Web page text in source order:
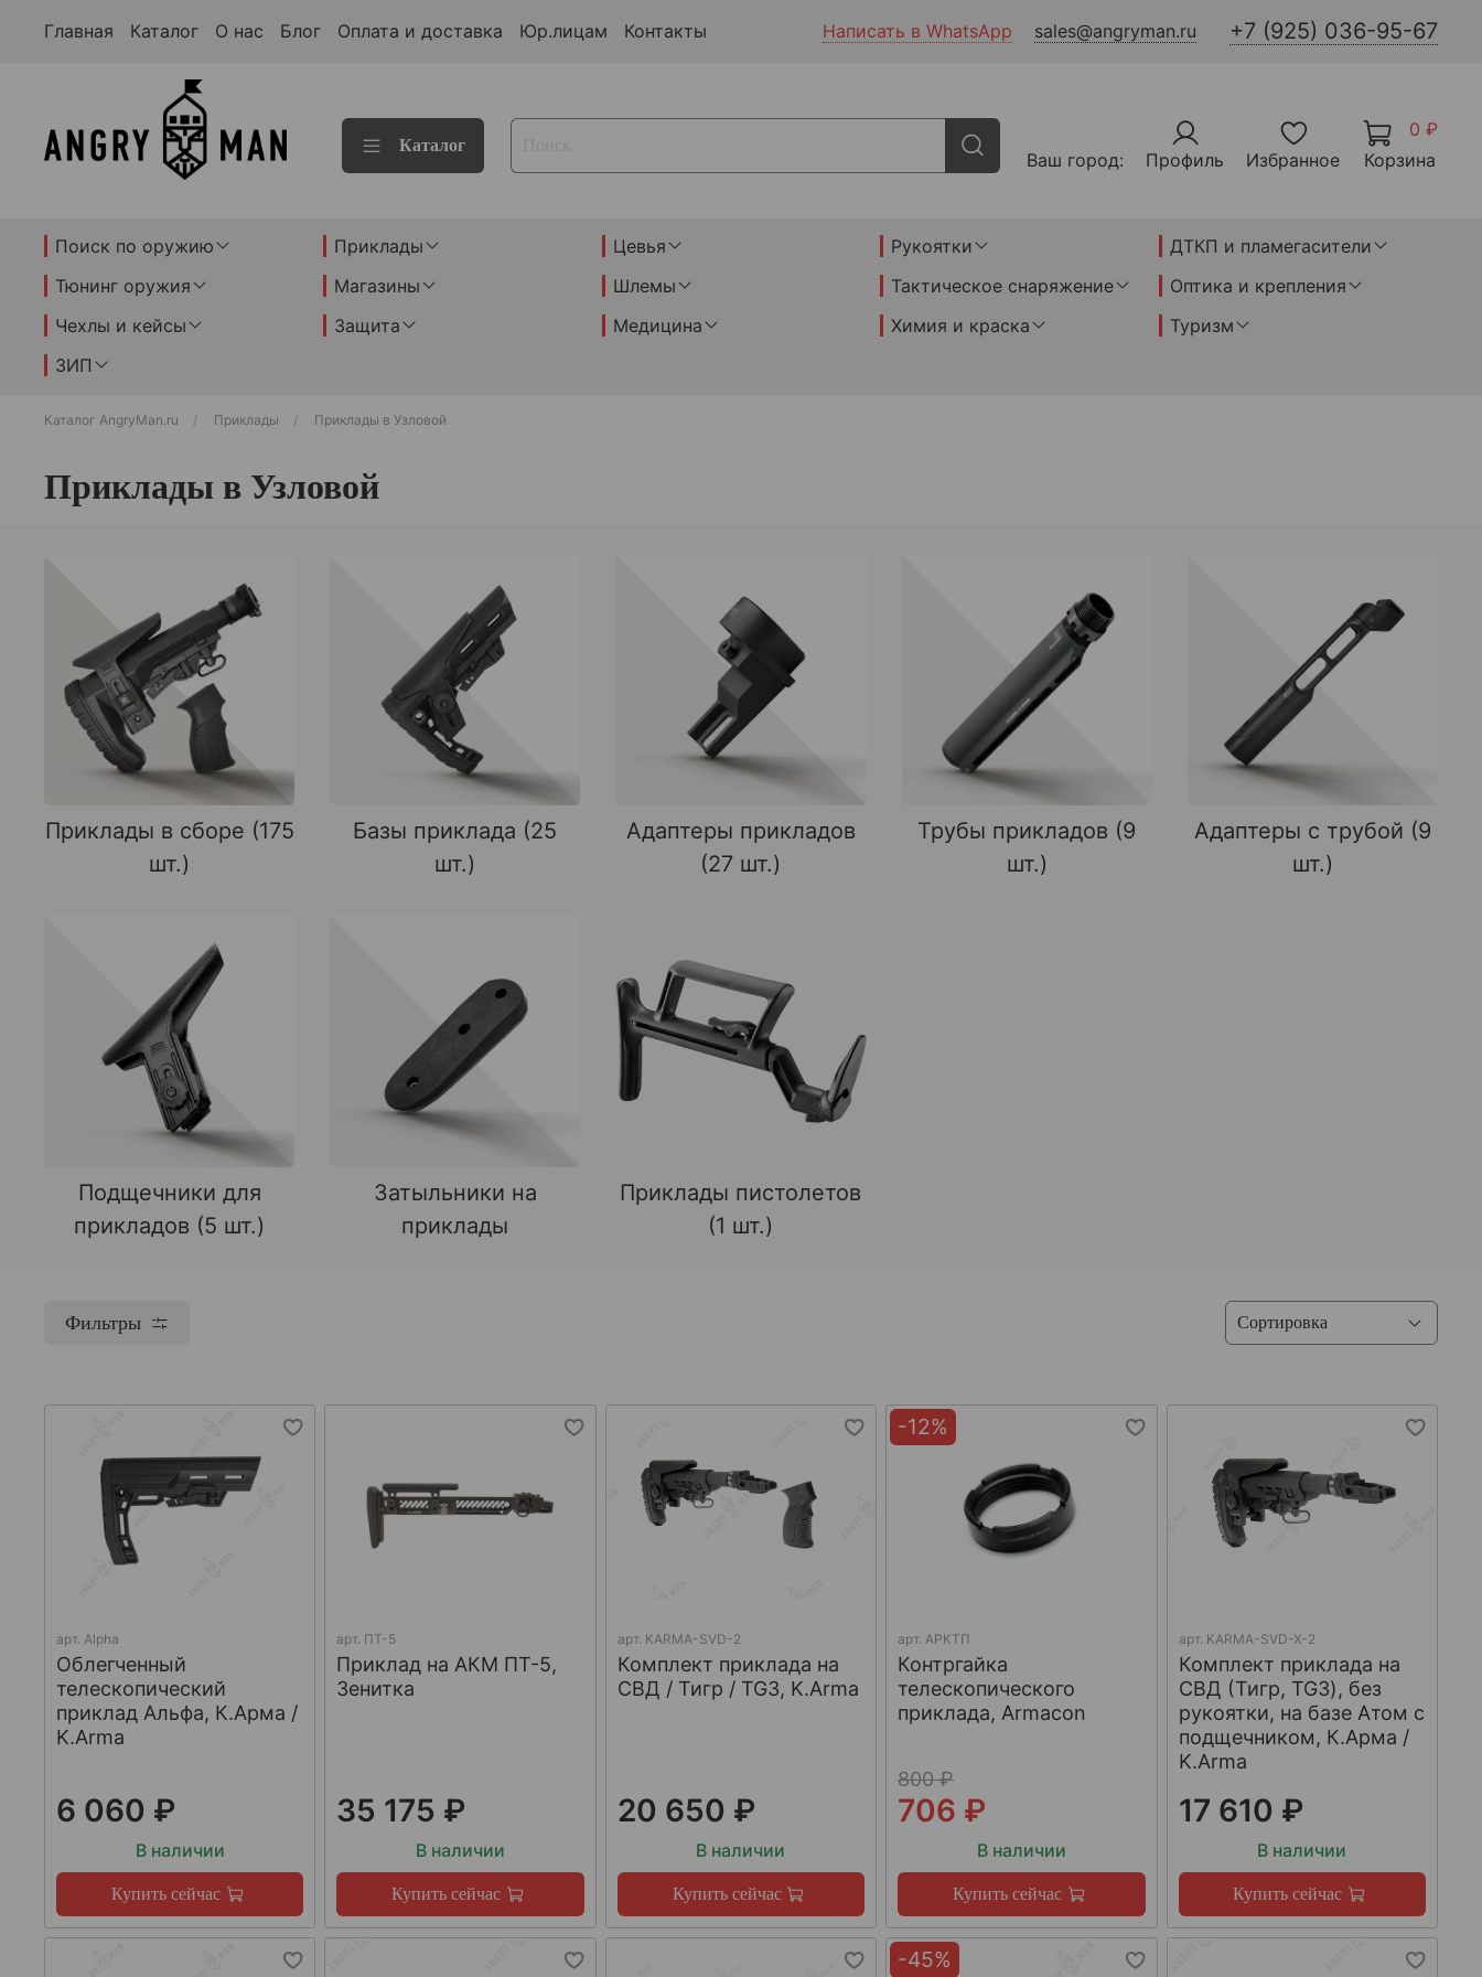
Главная Каталог О нас Блог Оплата и доставка Юр.лицам Контакты Написать в WhatsApp sales@angryman.ru +7 (925) 036-95-67
Каталог
Ваш город: Профиль Избранное
0 ₽
Корзина
Поиск по оружию Приклады Цевья Рукоятки
ДТКП и пламегасители
Тюнинг оружия
Магазины Шлемы Тактическое снаряжение
Оптика и крепления
Чехлы и кейсы
Защита Медицина Химия и краска
Туризм
ЗИП
Каталог AngryMan.ru Приклады Приклады в Узловой
Приклады в Узловой
Приклады в сборе (175
шт.)
Базы приклада (25
шт.)
Адаптеры прикладов
(27 шт.)
Трубы прикладов (9
шт.)
Адаптеры с трубой (9
шт.)
Подщечники для
прикладов (5 шт.)
Затыльники на
приклады
Приклады пистолетов
(1 шт.)
Фильтры
арт. Alpha
Облегченный
телескопический
приклад Альфа, К.Арма /
K.Arma
6 060 ₽
В наличии
Купить сейчас
арт. ПТ-5
Приклад на АКМ ПТ-5,
Зенитка
35 175 ₽
В наличии
Купить сейчас
арт. KARMA-SVD-2
Комплект приклада на
СВД / Тигр / TG3, K.Arma
20 650 ₽
В наличии
Купить сейчас
-12%
арт.АРКТП
Контргайка
телескопического
приклада, Armacon
800 ₽
706 ₽
В наличии
Купить сейчас
арт. KARMA-SVD-X-2
Комплект приклада на
СВД (Тигр, TG3), без
рукоятки, на базе Атом с
подщечником, К.Арма /
K.Arma
17 610 ₽
В наличии
Купить сейчас
-45%